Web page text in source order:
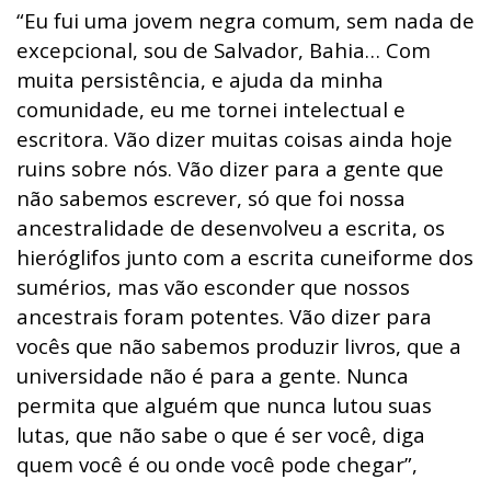
“Eu fui uma jovem negra comum, sem nada de
excepcional, sou de Salvador, Bahia… Com
muita persistência, e ajuda da minha
comunidade, eu me tornei intelectual e
escritora. Vão dizer muitas coisas ainda hoje
ruins sobre nós. Vão dizer para a gente que
não sabemos escrever, só que foi nossa
ancestralidade de desenvolveu a escrita, os
hieróglifos junto com a escrita cuneiforme dos
sumérios, mas vão esconder que nossos
ancestrais foram potentes. Vão dizer para
vocês que não sabemos produzir livros, que a
universidade não é para a gente. Nunca
permita que alguém que nunca lutou suas
lutas, que não sabe o que é ser você, diga
quem você é ou onde você pode chegar”,